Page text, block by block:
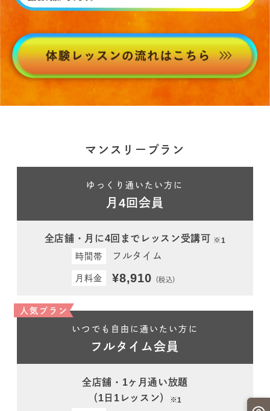
マンスリープラン
ゆっくり通いたい方に
月4回会員
全店舗・月に4回までレッスン受講可 ※1
時間帯 フルタイム
月料金 ¥8,910 （税込）
人気プラン
いつでも自由に通いたい方に
フルタイム会員
全店舗・1ヶ月通い放題
（1日1レッスン）
※1